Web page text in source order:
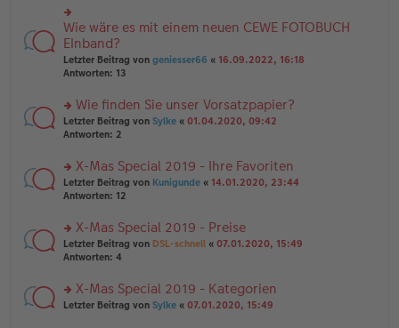
tr
a
g
e
n
er
B
ei
tr
g
u
n
g
el
es
e
er
B
ei
tr
g
rs
te
r
u
n
el
es
e
B
ei
tr
g
Wie wäre es mit einem neuen CEWE FOTOBUCH
EInband?
Letzter Beitrag von geniesser66 « 16.09.2022, 16:18
Antworten: 13
rs
te
n
g
el
e
n
er
tr
a
Wie finden Sie unser Vorsatzpapier?
Letzter Beitrag von Sylke « 01.04.2020, 09:42
Antworten: 2
rs
te
n
g
el
e
n
X-Mas Special 2019 - Ihre Favoriten
Letzter Beitrag von Kunigunde « 14.01.2020, 23:44
Antworten: 12
rs
te
n
g
X-Mas Special 2019 - Preise
Letzter Beitrag von DSL-schnell « 07.01.2020, 15:49
Antworten: 4
rs
X-Mas Special 2019 - Kategorien
Letzter Beitrag von Sylke « 07.01.2020, 15:49